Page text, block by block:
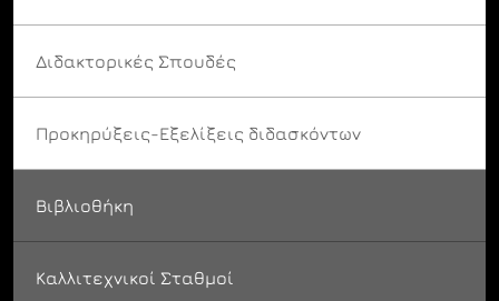
Διδακτορικές Σπουδές
Προκηρύξεις-Εξελίξεις διδασκόντων
Βιβλιοθήκη
Καλλιτεχνικοί Σταθμοί